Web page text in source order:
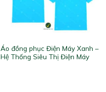
Áo đồng phục Điện Máy Xanh –
Hệ Thống Siêu Thị Điện Máy